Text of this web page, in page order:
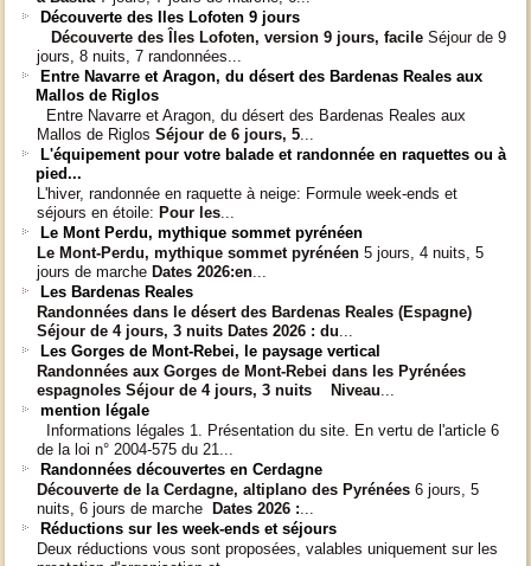
Découverte des Iles Lofoten 9 jours
Découverte des Îles Lofoten, version 9 jours, facile Séjour de 9
jours, 8 nuits, 7 randonnées...
Entre Navarre et Aragon, du désert des Bardenas Reales aux
Mallos de Riglos
Entre Navarre et Aragon, du désert des Bardenas Reales aux
Mallos de RiglosSéjour de 6 jours, 5...
L'équipement pour votre balade et randonnée en raquettes ou à
pied...
L'hiver, randonnée en raquette à neige: Formule week-ends et
séjours en étoile: Pour les...
Le Mont Perdu, mythique sommet pyrénéen
Le Mont-Perdu, mythique sommet pyrénéen 5 jours, 4 nuits, 5
jours de marche Dates 2026:en...
Les Bardenas Reales
Randonnées dans le désert des Bardenas Reales (Espagne)
Séjour de 4 jours, 3 nuits Dates 2026 :du...
Les Gorges de Mont-Rebei, le paysage vertical
Randonnées aux Gorges de Mont-Rebei dans les Pyrénées
espagnoles Séjour de 4 jours, 3 nuits Niveau...
mention légale
Informations légales 1. Présentation du site. En vertu de l'article 6
de la loi n° 2004-575 du 21...
Randonnées découvertes en Cerdagne
Découverte de la Cerdagne, altiplano des Pyrénées 6 jours, 5
nuits, 6 jours de marche
Dates 2026 :...
Réductions sur les week-ends et séjours
Deux réductions vous sont proposées, valables uniquement sur les